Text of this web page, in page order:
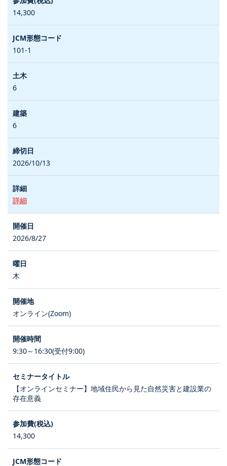
14,300
101-1
6
6
2026/10/13
詳細
2026/8/27
木
オンライン(Zoom)
9:30～16:30(受付9:00)
【オンラインセミナー】地域住民から見た自然災害と建設業の
存在意義
14,300